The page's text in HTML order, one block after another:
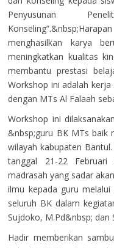
Penyusunan
menghasilkan karya
meningkatkan kualitas
membantu prestasi
Workshop ini adalah
dengan MTs Al Falaah
Workshop ini
&nbsp;guru BK MTs baik
wilayah kabupaten
tanggal 21-22
madrasah yang sadar
ilmu kepada guru
seluruh BK dalam
Sujdoko, M.Pd&nbsp; dan
Hadir memberikan